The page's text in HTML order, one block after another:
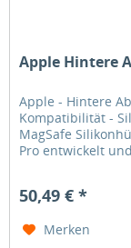
Apple Hintere
Apple - Hintere
Kompatibilität -
MagSafe
Pro entwickelt
50,49 € *
Merken